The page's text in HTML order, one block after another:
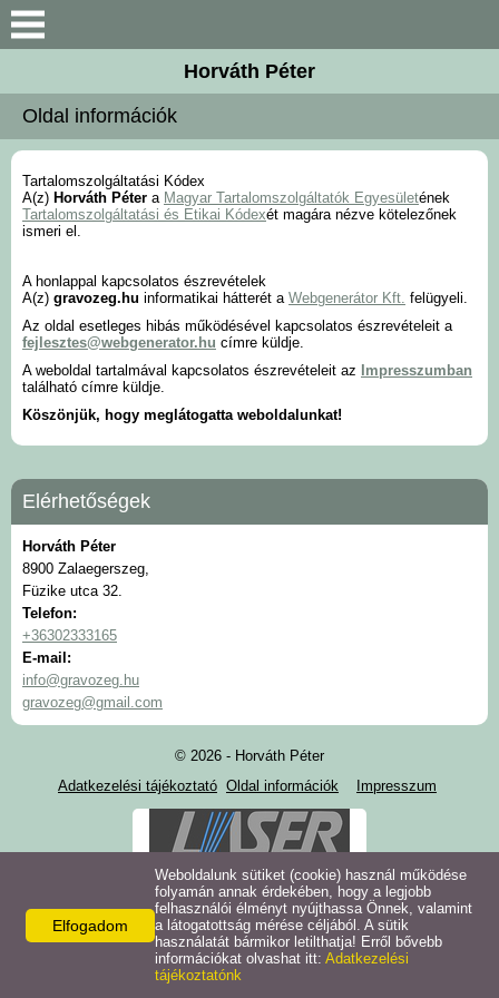
Keresés
Bemutatkozás
Elérhetőségek
Megbízóim
Szolgáltatások
Galéria
Horváth Péter
Oldal információk
Tartalomszolgáltatási Kódex
A(z) Horváth Péter a Magyar Tartalomszolgáltatók Egyesületének
Tartalomszolgáltatási és Etikai Kódexét magára nézve kötelezőnek
ismeri el.
A honlappal kapcsolatos észrevételek
A(z) gravozeg.hu informatikai hátterét a Webgenerátor Kft. felügyeli.
Az oldal esetleges hibás működésével kapcsolatos észrevételeit a
fejlesztes@webgenerator.hu címre küldje.
A weboldal tartalmával kapcsolatos észrevételeit az
Impresszumban
található címre küldje.
Köszönjük, hogy meglátogatta weboldalunkat!
Elérhetőségek
Horváth Péter
8900 Zalaegerszeg,
Füzike utca 32.
Telefon:
+36302333165
E-mail:
info@gravozeg.hu
gravozeg@gmail.com
© 2026 - Horváth Péter
Adatkezelési tájékoztató Oldal információk Impresszum
Elfogadom
Weboldalunk sütiket (cookie) használ működése
folyamán annak érdekében, hogy a legjobb
felhasználói élményt nyújthassa Önnek, valamint
a látogatottság mérése céljából. A sütik
használatát bármikor letilthatja! Erről bővebb
információkat olvashat itt: Adatkezelési
tájékoztatónk